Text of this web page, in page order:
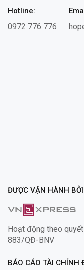
Hotline:
0972 776 776
ĐƯỢC VẬN HÀNH BỞI
Hoạt động theo
883/QĐ-BNV
BÁO CÁO TÀI CHÍNH